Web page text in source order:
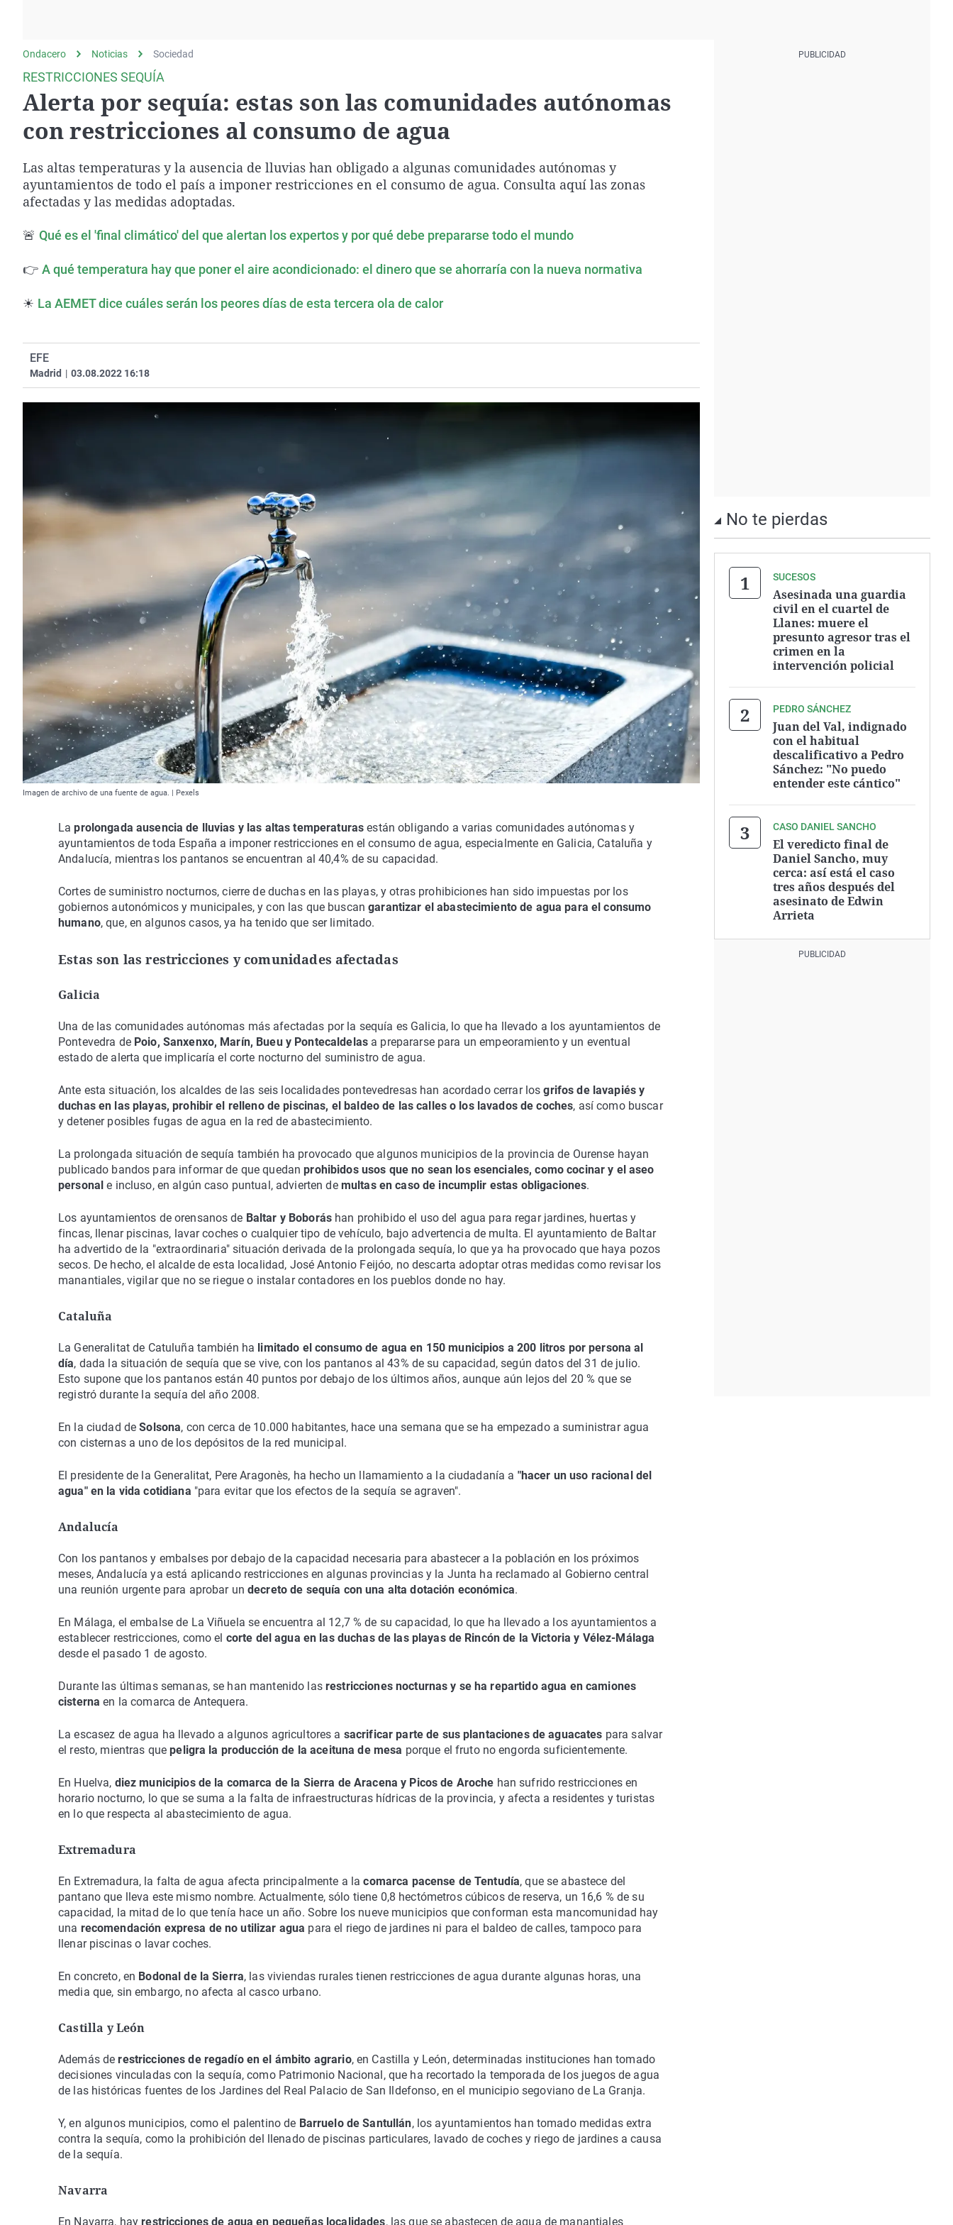
Como el perro y elEquipo de investigación
Negra
País Vasco
Ondacero Noticias Sociedad
RESTRICCIONES SEQUÍA
Alerta por sequía: estas son las comunidades autónomas
con restricciones al consumo de agua
Las altas temperaturas y la ausencia de lluvias han obligado a algunas comunidades autónomas y
ayuntamientos de todo el país a imponer restricciones en el consumo de agua. Consulta aquí las zonas
afectadas y las medidas adoptadas.
🚨 Qué es el 'final climático' del que alertan los expertos y por qué debe prepararse todo el mundo
👉 A qué temperatura hay que poner el aire acondicionado: el dinero que se ahorraría con la nueva normativa
☀ La AEMET dice cuáles serán los peores días de esta tercera ola de calor
EFE
Madrid | 03.08.2022 16:18
Imagen de archivo de una fuente de agua. | Pexels
Laprolongada ausencia de lluvias y las altas temperaturas están obligando a varias comunidades autónomas y
ayuntamientos de toda España a imponer restricciones en el consumo de agua, especialmente en Galicia, Cataluña y
Andalucía, mientras los pantanos se encuentran al 40,4% de su capacidad.
Cortes de suministro nocturnos, cierre de duchas en las playas, y otras prohibiciones han sido impuestas por los
gobiernos autonómicos y municipales, y con las que buscangarantizar el abastecimiento de agua para el consumo
humano, que, en algunos casos, ya ha tenido que ser limitado.
Estas son las restricciones y comunidades afectadas
Galicia
Una de las comunidades autónomas más afectadas por la sequía es Galicia, lo que ha llevado a los ayuntamientos de
Pontevedra de Poio, Sanxenxo, Marín, Bueu y Pontecaldelas a prepararse para un empeoramiento y un eventual
estado de alerta que implicaría el corte nocturno del suministro de agua.
Ante esta situación, los alcaldes de las seis localidades pontevedresas han acordado cerrar losgrifos de lavapiés y
duchas en las playas, prohibir el relleno de piscinas, el baldeo de las calles o los lavados de coches, así como buscar
y detener posibles fugas de agua en la red de abastecimiento.
La prolongada situación de sequía también ha provocado que algunos municipios de la provincia de Ourense hayan
publicado bandos para informar de que quedanprohibidos usos que no sean los esenciales, como cocinar y el aseo
personal e incluso, en algún caso puntual, advierten de multas en caso de incumplir estas obligaciones.
Los ayuntamientos de orensanos de Baltar y Boborás han prohibido el uso del agua para regar jardines, huertas y
fincas, llenar piscinas, lavar coches o cualquier tipo de vehículo, bajo advertencia de multa. El ayuntamiento de Baltar
ha advertido de la "extraordinaria" situación derivada de la prolongada sequía, lo que ya ha provocado que haya pozos
secos. De hecho, el alcalde de esta localidad, José Antonio Feijóo, no descarta adoptar otras medidas como revisar los
manantiales, vigilar que no se riegue o instalar contadores en los pueblos donde no hay.
Cataluña
La Generalitat de Catuluña también ha limitado el consumo de agua en 150 municipios a 200 litros por persona al
día, dada la situación de sequía que se vive, con los pantanos al 43% de su capacidad, según datos del 31 de julio.
Esto supone que los pantanos están 40 puntos por debajo de los últimos años, aunque aún lejos del 20 % que se
registró durante la sequía del año 2008.
En la ciudad deSolsona, con cerca de 10.000 habitantes, hace una semana que se ha empezado a suministrar agua
con cisternas a uno de los depósitos de la red municipal.
El presidente de la Generalitat, Pere Aragonès, ha hecho un llamamiento a la ciudadanía a "hacer un uso racional del
agua" en la vida cotidiana "para evitar que los efectos de la sequía se agraven".
Andalucía
Con los pantanos y embalses por debajo de la capacidad necesaria para abastecer a la población en los próximos
meses, Andalucía ya está aplicando restricciones en algunas provincias y la Junta ha reclamado al Gobierno central
una reunión urgente para aprobar undecreto de sequía con una alta dotación económica.
En Málaga, el embalse de La Viñuela se encuentra al 12,7 % de su capacidad, lo que ha llevado a los ayuntamientos a
establecer restricciones, como el corte del agua en las duchas de las playas de Rincón de la Victoria y Vélez-Málaga
desde el pasado 1 de agosto.
Durante las últimas semanas, se han mantenido las restricciones nocturnas y se ha repartido agua en camiones
cisterna en la comarca de Antequera.
La escasez de agua ha llevado a algunos agricultores a sacrificar parte de sus plantaciones de aguacates para salvar
el resto, mientras quepeligra la producción de la aceituna de mesa porque el fruto no engorda suficientemente.
En Huelva, diez municipios de la comarca de la Sierra de Aracena y Picos de Aroche han sufrido restricciones en
horario nocturno, lo que se suma a la falta de infraestructuras hídricas de la provincia, y afecta a residentes y turistas
en lo que respecta al abastecimiento de agua.
Extremadura
En Extremadura, la falta de agua afecta principalmente a lacomarca pacense de Tentudía, que se abastece del
pantano que lleva este mismo nombre. Actualmente, sólo tiene 0,8 hectómetros cúbicos de reserva, un 16,6 % de su
capacidad, la mitad de lo que tenía hace un año. Sobre los nueve municipios que conforman esta mancomunidad hay
una recomendación expresa de no utilizar agua para el riego de jardines ni para el baldeo de calles, tampoco para
llenar piscinas o lavar coches.
En concreto, en Bodonal de la Sierra, las viviendas rurales tienen restricciones de agua durante algunas horas, una
media que, sin embargo, no afecta al casco urbano.
Castilla y León
Además derestricciones de regadío en el ámbito agrario, en Castilla y León, determinadas instituciones han tomado
decisiones vinculadas con la sequía, como Patrimonio Nacional, que ha recortado la temporada de los juegos de agua
de las históricas fuentes de los Jardines del Real Palacio de San Ildefonso, en el municipio segoviano de La Granja.
Y, en algunos municipios, como el palentino de Barruelo de Santullán, los ayuntamientos han tomado medidas extra
contra la sequía, como la prohibición del llenado de piscinas particulares, lavado de coches y riego de jardines a causa
de la sequía.
Navarra
En Navarra, hayrestricciones de agua en pequeñas localidades, las que se abastecen de agua de manantiales
No te pierdas
SUCESOS
Asesinada una guardia
civil en el cuartel de
Llanes: muere el
presunto agresor tras el
crimen en la
intervención policial
PEDRO SÁNCHEZ
Juan del Val, indignado
con el habitual
descalificativo a Pedro
Sánchez: "No puedo
entender este cántico"
CASO DANIEL SANCHO
El veredicto final de
Daniel Sancho, muy
cerca: así está el caso
tres años después del
asesinato de Edwin
Arrieta